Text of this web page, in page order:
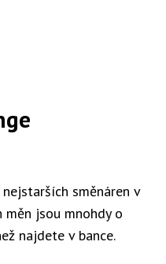
směnáren v
měn jsou mnohdy o
najdete v bance.